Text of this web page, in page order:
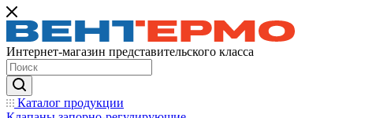
Интернет-магазин представительского класса
Каталог продукции